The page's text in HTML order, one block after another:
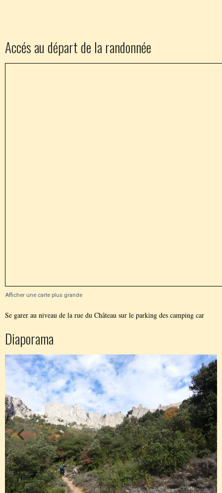
Accés au départ de la randonnée
Afficher une carte plus grande
Se garer au niveau de la rue du Château sur le parking des camping car
Diaporama